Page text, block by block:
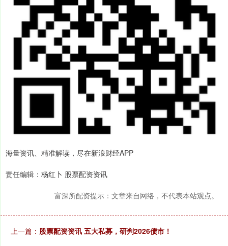
海量资讯、精准解读，尽在新浪财经APP
责任编辑：杨红卜 股票配资资讯
富深所配资提示：文章来自网络，不代表本站观点。
上一篇： 股票配资资讯 五大私募，研判2026债市！